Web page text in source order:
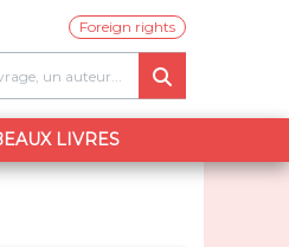
Foreign rights
LIVRES